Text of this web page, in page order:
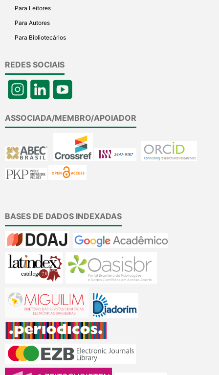
Para Leitores
Para Autores
Para Bibliotecários
REDES SOCIAIS
ASSOCIADA/MEMBRO/APOIADOR
BASES DE DADOS INDEXADAS